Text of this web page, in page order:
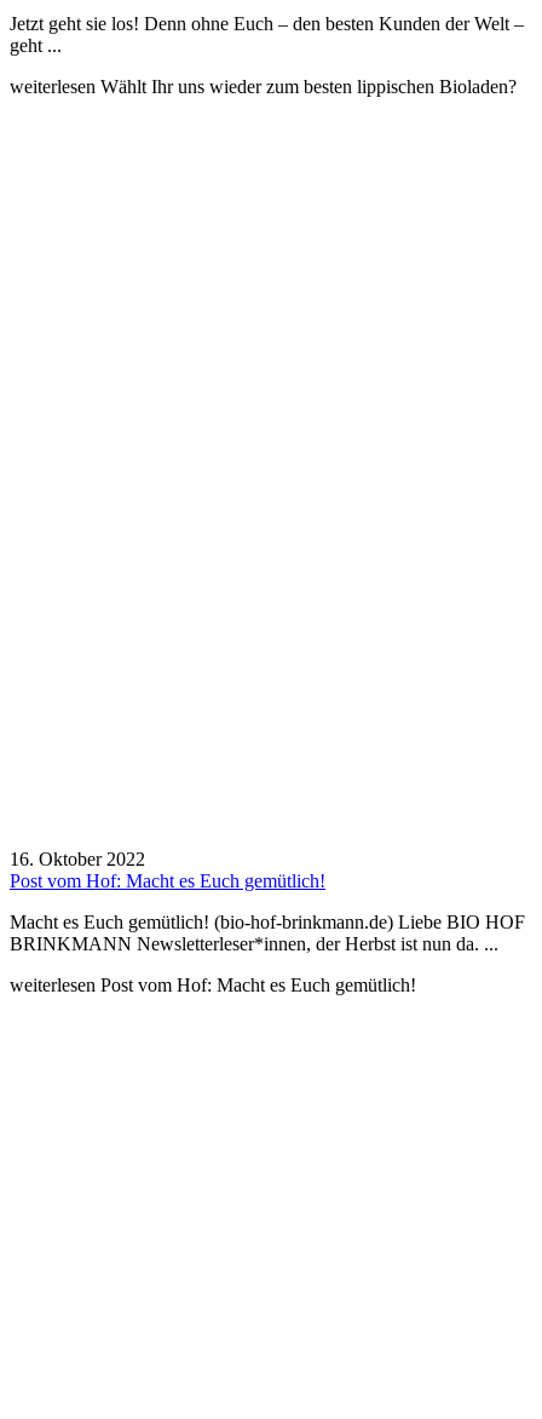
Jetzt geht sie los! Denn ohne Euch – den besten Kunden der Welt –
geht ...
weiterlesen Wählt Ihr uns wieder zum besten lippischen Bioladen?
16. Oktober 2022
Post vom Hof: Macht es Euch gemütlich!
Macht es Euch gemütlich! (bio-hof-brinkmann.de) Liebe BIO HOF
BRINKMANN Newsletterleser*innen, der Herbst ist nun da. ...
weiterlesen Post vom Hof: Macht es Euch gemütlich!